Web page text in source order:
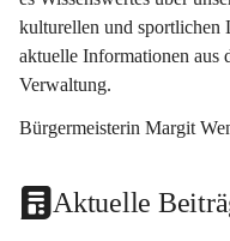
kulturellen und sportlichen
aktuelle Informationen aus
Verwaltung.
Bürgermeisterin Margit
Aktuelle